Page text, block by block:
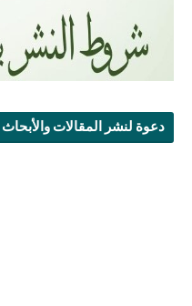
دعوة لنشر المقالات والأبحاث